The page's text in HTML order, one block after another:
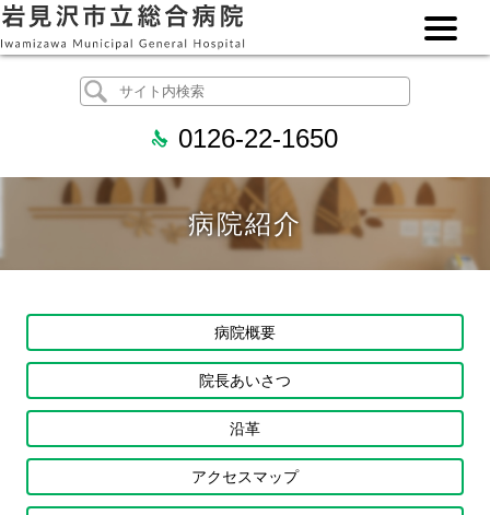
0126-22-1650
病院紹介
病院概要
院長あいさつ
沿革
アクセスマップ